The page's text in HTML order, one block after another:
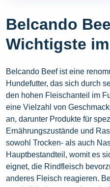
Belcando
Wichtigste
Belcando Beef ist eine
Hundefutter, das sich durch
den hohen Fleischanteil im
eine Vielzahl von
an, darunter Produkte für
Ernährungszustände und
sowohl Trocken- als auch
Hauptbestandteil, womit es
eignet, die Rindfleisch
anderes Fleisch reagieren.